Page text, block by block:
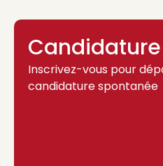
Inscrivez-vous pour
candidature spontanée